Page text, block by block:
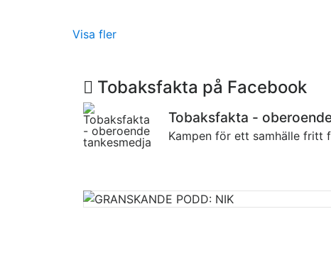
Visa fler
Tobaksfakta på Facebook
Tobaksfakta -
Kampen för ett samhälle fritt